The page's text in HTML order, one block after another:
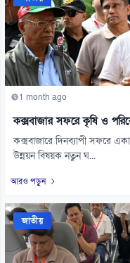
1 month ago
কক্সবাজার সফরে কৃষি ও
কক্সবাজারে দিনব্যাপী সফরে
উন্নয়ন বিষয়ক নতুন ঘ...
আরও পড়ুন
জাতীয়